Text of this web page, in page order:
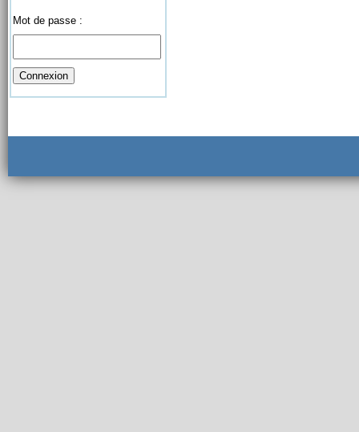
Mot de passe :